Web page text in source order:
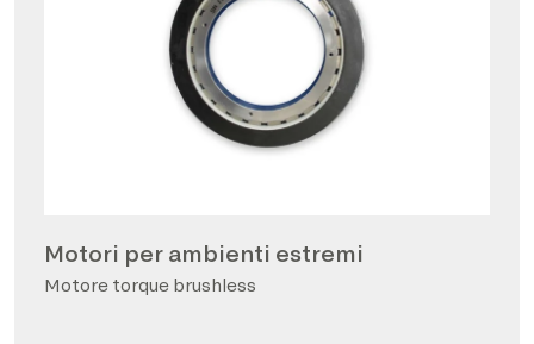
Motori per ambienti estremi
Motore torque brushless